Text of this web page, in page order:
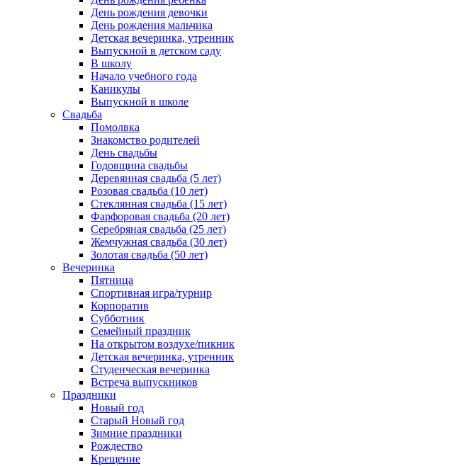
День рождения девочки
День рождения мальчика
Детская вечеринка, утренник
Выпускной в детском саду
В школу
Начало учебного года
Каникулы
Выпускной в школе
Свадьба
Помолвка
Знакомство родителей
День свадьбы
Годовщина свадьбы
Деревянная свадьба (5 лет)
Розовая свадьба (10 лет)
Стеклянная свадьба (15 лет)
Фарфоровая свадьба (20 лет)
Серебряная свадьба (25 лет)
Жемчужная свадьба (30 лет)
Золотая свадьба (50 лет)
Вечеринка
Пятница
Спортивная игра/турнир
Корпоратив
Субботник
Семейный праздник
На открытом воздухе/пикник
Детская вечеринка, утренник
Студенческая вечеринка
Встреча выпускников
Праздники
Новый год
Старый Новый год
Зимние праздники
Рождество
Крещение